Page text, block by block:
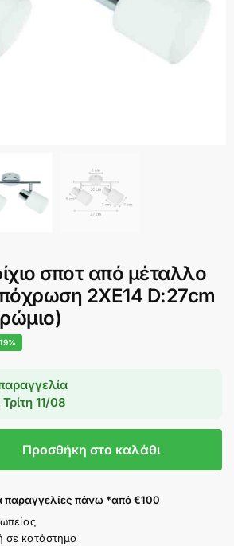
σποτ από μέταλλο
2XE14 D:27cm
Τρίτη 11/08
Προσθήκη στο καλάθι
παραγγελίες πάνω *από €100
κατάστημα